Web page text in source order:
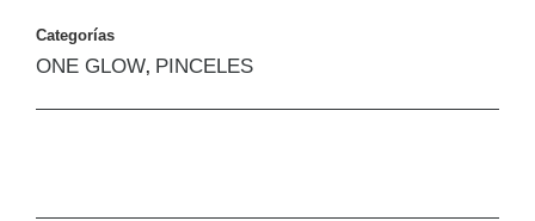
Categorías
ONE GLOW, PINCELES